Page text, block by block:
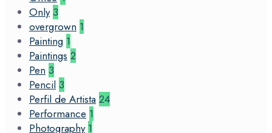
Only 3
overgrown 1
Painting 1
Paintings 2
Pen 3
Pencil 3
Perfil de Artista 24
Performance 1
Photography 1